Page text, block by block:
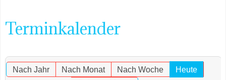
Terminkalender
Nach Jahr Nach Monat Nach Woche
Heute